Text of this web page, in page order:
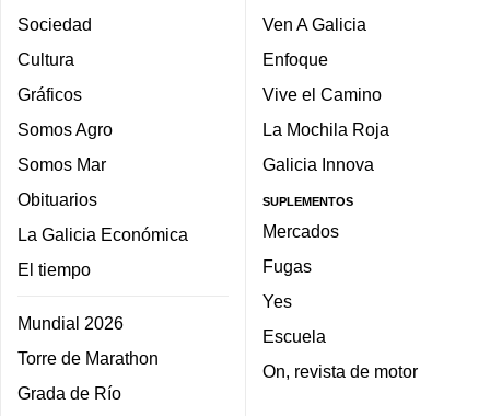
Sociedad
Cultura
Gráficos
Somos Agro
Somos Mar
Obituarios
La Galicia Económica
El tiempo
Mundial 2026
Torre de Marathon
Grada de Río
Ven A Galicia
Enfoque
Vive el Camino
La Mochila Roja
Galicia Innova
SUPLEMENTOS
Mercados
Fugas
Yes
Escuela
On, revista de motor